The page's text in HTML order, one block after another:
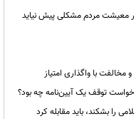
در معیشت مردم مشکلی پیش نیاید
با واگذاری امتیاز
توقف یک آیین‌نامه چه بود؟
را بشکند، باید مقابله کرد